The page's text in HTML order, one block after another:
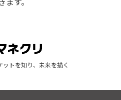
ットを知り、未来を描く